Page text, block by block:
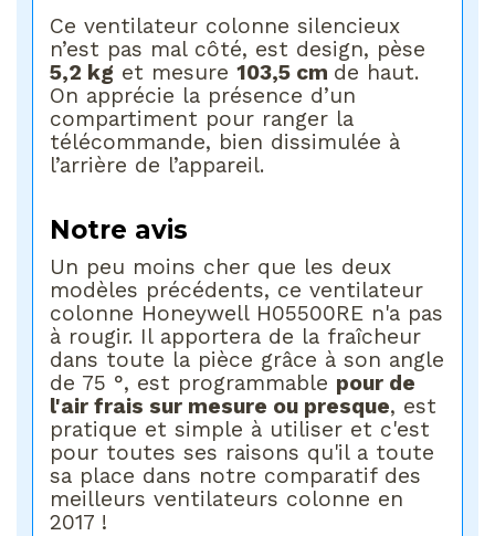
Ce ventilateur colonne silencieux
n’est pas mal côté, est design, pèse
5,2 kg et mesure103,5 cm de haut.
On apprécie la présence d’un
compartiment pour ranger la
télécommande, bien dissimulée à
l’arrière de l’appareil.
Notre avis
Un peu moins cher que les deux
modèles précédents, ce ventilateur
colonne Honeywell H05500RE n'a pas
à rougir. Il apportera de la fraîcheur
dans toute la pièce grâce à son angle
de 75 °, est programmable pour de
l'air frais sur mesure ou presque, est
pratique et simple à utiliser et c'est
pour toutes ses raisons qu'il a toute
sa place dans notre comparatif des
meilleurs ventilateurs colonne en
2017 !